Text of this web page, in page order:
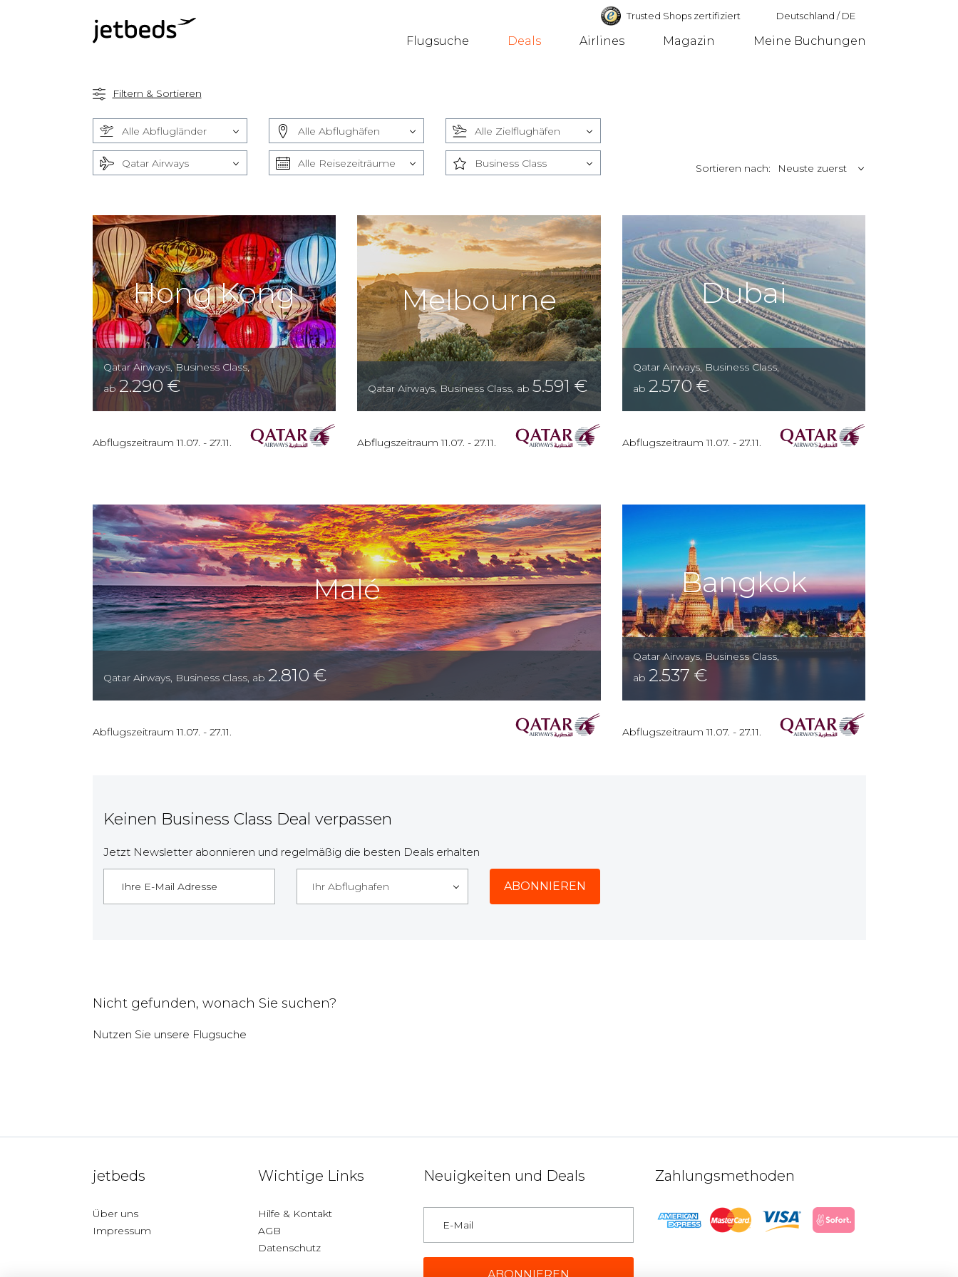
Trusted Shops zertifiziert Deutschland /DE
Flugsuche Deals Airlines Magazin Meine Buchungen
Filtern & Sortieren
Alle Abflugländer Alle Abflughäfen Alle Zielflughäfen
Qatar Airways Alle Reisezeiträume Business Class Sortieren nach: Neuste zuerst
Hong Kong
Qatar Airways,Business Class,
ab 2.290 €
Abflugszeitraum 11.07. - 27.11.
Melbourne
Qatar Airways, Business Class, ab 5.591 €
Abflugszeitraum 11.07. -27.11.
Dubai
Qatar Airways, Business Class,
ab 2.570 €
Abflugszeitraum 11.07. - 27.11.
Malé
Qatar Airways, Business Class, ab 2.810 €
Abflugszeitraum 11.07. - 27.11.
Bangkok
Qatar Airways, Business Class,
ab 2.537 €
Abflugszeitraum 11.07. - 27.11.
Keinen Business Class Deal verpassen
Jetzt Newsletter abonnieren und regelmäßig die besten Deals erhalten
Ihr Abflughafen
Nicht gefunden, wonach Sie suchen?
Nutzen Sie unsere Flugsuche
jetbeds
Über uns
Impressum
Wichtige Links
Hilfe & Kontakt
AGB
Datenschutz
Neuigkeiten und Deals Zahlungsmethoden